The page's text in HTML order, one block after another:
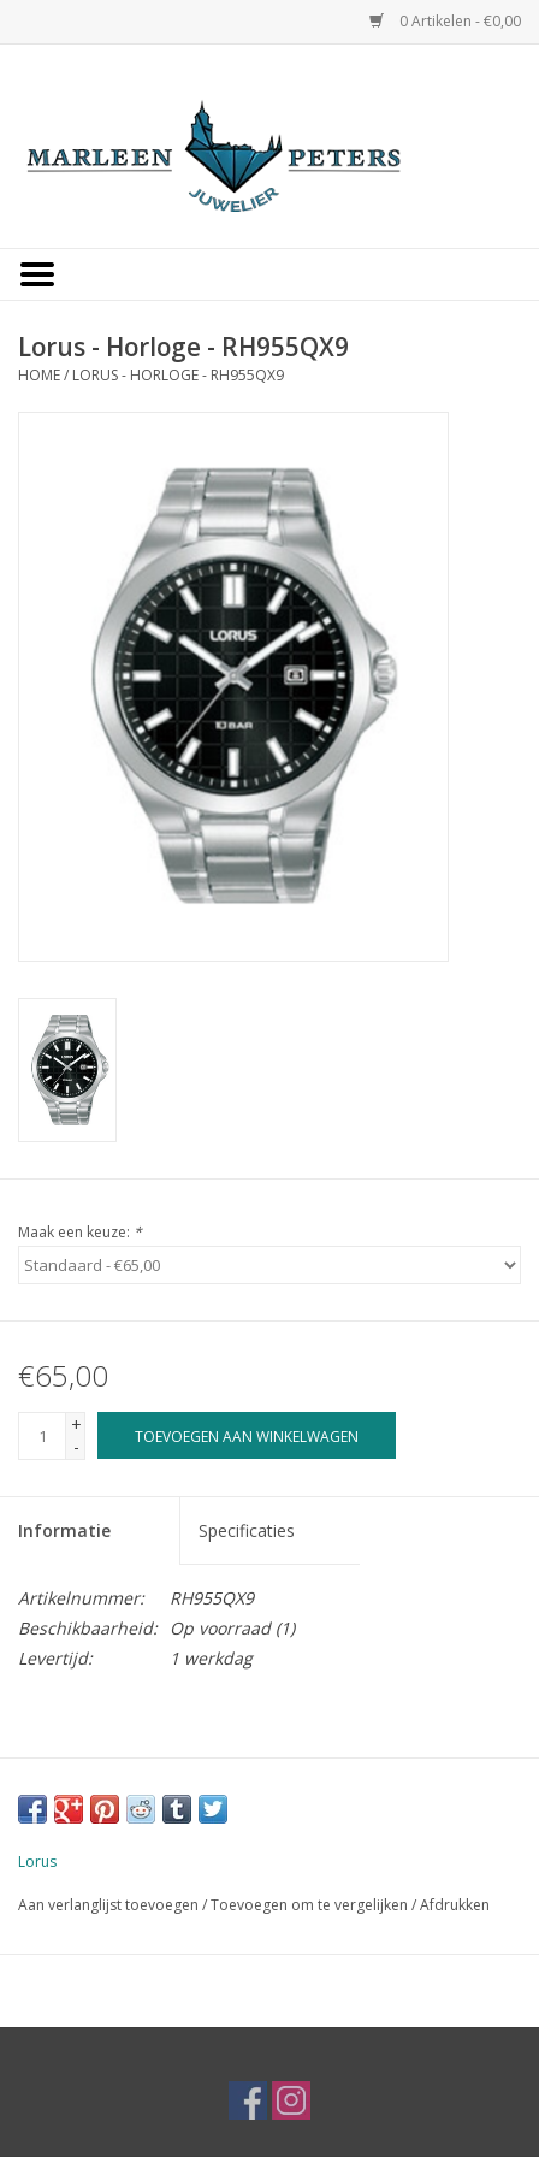
0 Artikelen - €0,00
Occasions
Overige
Merken
Cadeaukaarten
Lorus - Horloge - RH955QX9
HOME/ LORUS - HORLOGE - RH955QX9
Maak een keuze: *
€65,00
+
-
TOEVOEGEN AAN WINKELWAGEN
Informatie Specificaties
Artikelnummer:
RH955QX9
Beschikbaarheid:
Op voorraad(1)
Levertijd:
1 werkdag
Lorus
Aan verlanglijst toevoegen /Toevoegen om te vergelijken /Afdrukken